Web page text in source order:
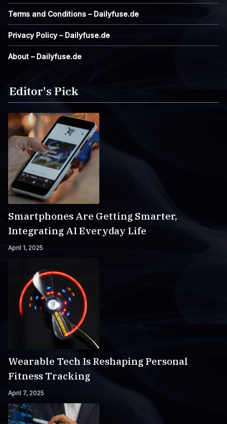
Terms and Conditions – Dailyfuse.de
Privacy Policy – Dailyfuse.de
About – Dailyfuse.de
Editor's Pick
Smartphones Are Getting Smarter,
Integrating AI Everyday Life
April 1, 2025
Wearable Tech Is Reshaping Personal
Fitness Tracking
April 7, 2025